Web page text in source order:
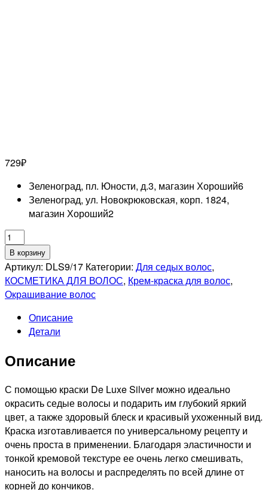
729₽
Зеленоград, пл. Юности, д.3, магазин Хороший6
Зеленоград, ул. Новокрюковская, корп. 1824,
магазин Хороший2
Количество
товара
ESTEL
PROFESSIONNEL
9/17
LUXE
SILVER
КРАСКА
СЕДЫХ
ВОЛОС
БЛОНДИН
ПЕПЕЛЬНО-
КОРИЧНЕВЫЙ,
60мл
В корзину
Артикул: DLS9/17 Категории: Для седых волос,
КОСМЕТИКА ДЛЯ ВОЛОС, Крем-краска для волос,
Окрашивание волос
Описание
Детали
Описание
С помощью краски De Luxe Silver можно идеально
окрасить седые волосы и подарить им глубокий яркий
цвет, а также здоровый блеск и красивый ухоженный вид.
Краска изготавливается по универсальному рецепту и
очень проста в применении. Благодаря эластичности и
тонкой кремовой текстуре ее очень легко смешивать,
наносить на волосы и распределять по всей длине от
корней до кончиков.